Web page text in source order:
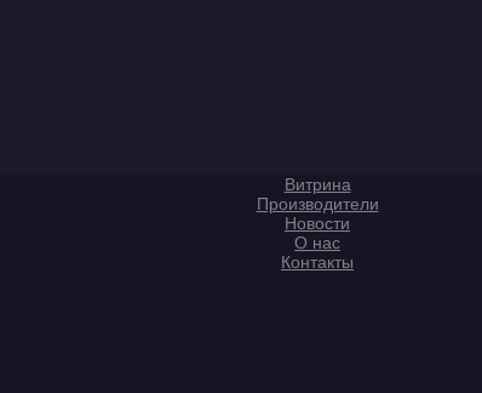
Витрина
Производители
Новости
О нас
Контакты